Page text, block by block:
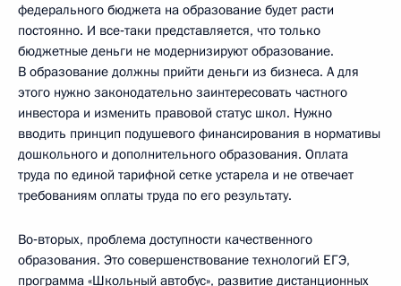
федерального бюджета на образование будет расти
постоянно. И все‑таки представляется, что только
бюджетные деньги не модернизируют образование.
В образование должны прийти деньги из бизнеса. А для
этого нужно законодательно заинтересовать частного
инвестора и изменить правовой статус школ. Нужно
вводить принцип подушевого финансирования в нормативы
дошкольного и дополнительного образования. Оплата
труда по единой тарифной сетке устарела и не отвечает
требованиям оплаты труда по его результату.
Во‑вторых, проблема доступности качественного
образования. Это совершенствование технологий ЕГЭ,
программа «Школьный автобус», развитие дистанционных